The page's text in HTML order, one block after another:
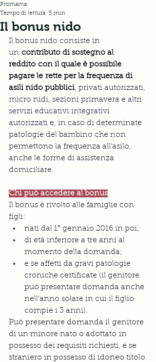
Il bonus nido
Promama
Tempo di lettura: 5 min
Il bonus nido consiste in
un contributo di sostegno al
reddito con il quale è possibile
pagare le rette per la frequenza di
asili nido pubblici, privati autorizzati,
micro nidi, sezioni primavera e altri
servizi educativi integrativi
autorizzati e, in caso di determinate
patologie del bambino che non
permettono la frequenza all’asilo,
anche le forme di assistenza
domiciliare.
Chi può accedere al bonus
Il bonus è rivolto alle famiglie con
figli:
nati dal 1° gennaio 2016 in poi;
di età inferiore a tre anni al
momento della domanda;
e se affetti da gravi patologie
croniche certificate (il genitore
può presentare domanda anche
nell’anno solare in cui il figlio
compie i 3 anni).
Può presentare domanda il genitore
di un minore nato o adottato in
possesso dei requisiti richiesti, e se
straniero in possesso di idoneo titolo